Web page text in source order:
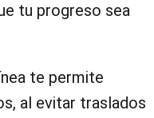
tu progreso sea
te permite
al evitar traslados